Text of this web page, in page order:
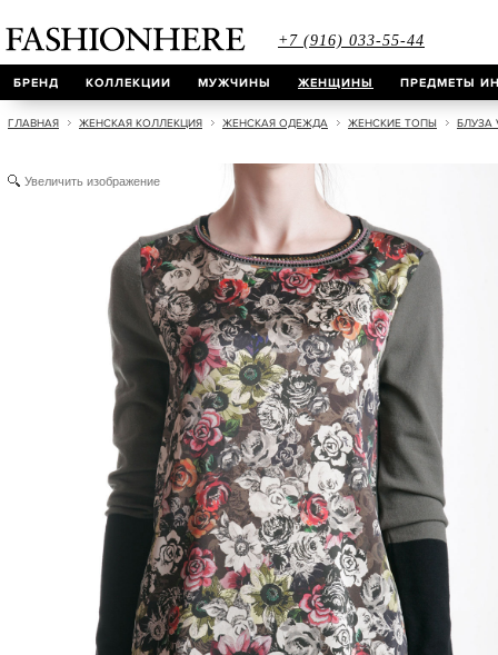
+7 (916) 033-55-44
БРЕНД КОЛЛЕКЦИИ МУЖЧИНЫ ЖЕНЩИНЫ ПРЕДМЕТЫ
ГЛАВНАЯ ЖЕНСКАЯ КОЛЛЕКЦИЯ ЖЕНСКАЯ ОДЕЖДА ЖЕНСКИЕ ТОПЫ БЛУЗА
Увеличить изображение